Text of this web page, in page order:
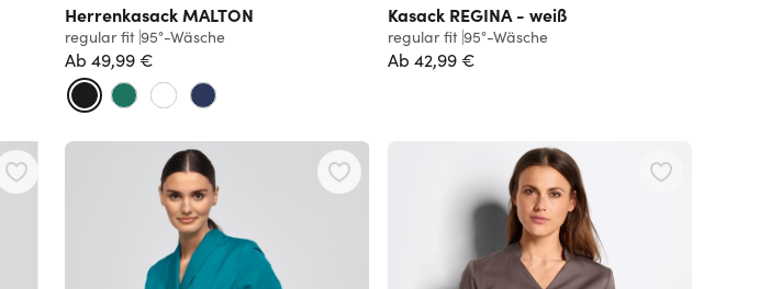
Herrenkasack MALTON
regular fit 95°-Wäsche
Ab 49,99 €
Kasack REGINA - weiß
regular fit 95°-Wäsche
Ab 42,99 €